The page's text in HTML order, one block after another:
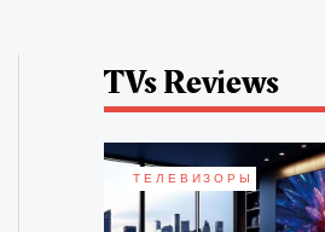
TVs Reviews
ТЕЛЕВИЗОРЫ